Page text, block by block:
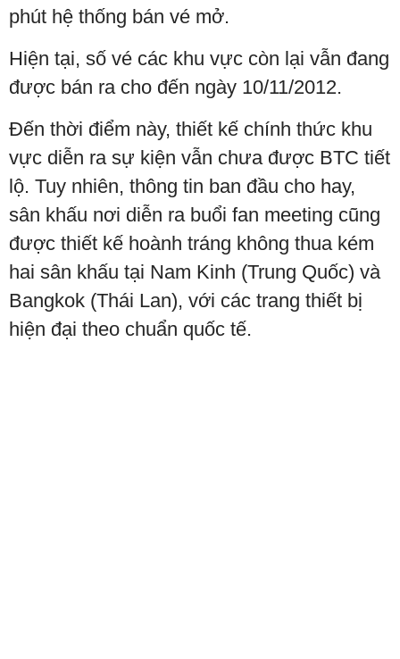
phút hệ thống bán vé mở.
Hiện tại, số vé các khu vực còn lại vẫn đang
được bán ra cho đến ngày 10/11/2012.
Đến thời điểm này, thiết kế chính thức khu
vực diễn ra sự kiện vẫn chưa được BTC tiết
lộ. Tuy nhiên, thông tin ban đầu cho hay,
sân khấu nơi diễn ra buổi fan meeting cũng
được thiết kế hoành tráng không thua kém
hai sân khấu tại Nam Kinh (Trung Quốc) và
Bangkok (Thái Lan), với các trang thiết bị
hiện đại theo chuẩn quốc tế.